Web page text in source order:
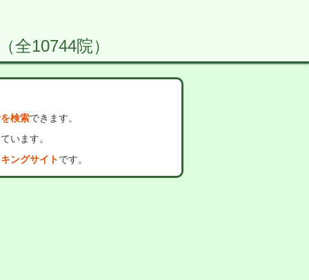
全10744院）
検索できます。
います。
ングサイトです。